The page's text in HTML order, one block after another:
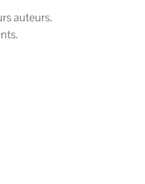
auteurs.